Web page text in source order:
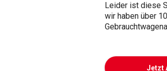
Leider ist diese
wir haben über
Jetzt